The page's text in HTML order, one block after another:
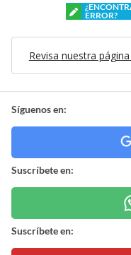
ERROR?
Revisa nuestra
Síguenos en:
Suscríbete en:
Suscríbete en: